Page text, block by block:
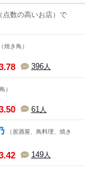
（点数の高いお店） で
（焼き鳥）
396人
）
61 人
（居酒屋、鳥料理、焼き
149人